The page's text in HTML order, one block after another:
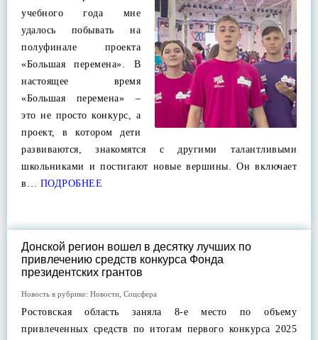
учебного года мне
удалось побывать на
полуфинале проекта
«Большая перемена». В
настоящее время
«Большая перемена» –
это не просто конкурс, а
проект, в котором дети
развиваются, знакомятся с другими талантливыми
школьниками и постигают новые вершины. Он включает
в… ПОДРОБНЕЕ
Донской регион вошел в десятку лучших по
привлечению средств конкурса Фонда
президентских грантов
Новость в рубрике: Новости Соцсфера
Ростовская область заняла 8-е место по объему
привлеченных средств по итогам первого конкурса 2025